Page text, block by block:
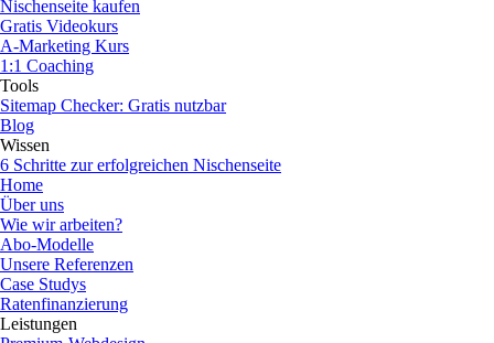
Nischenseite kaufen
Gratis Videokurs
A-Marketing Kurs
1:1 Coaching
Tools
Sitemap Checker: Gratis nutzbar
Blog
Wissen
6 Schritte zur erfolgreichen Nischenseite
Home
Über uns
Wie wir arbeiten?
Abo-Modelle
Unsere Referenzen
Case Studys
Ratenfinanzierung
Leistungen